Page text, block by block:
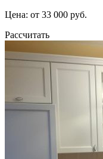
Цена: от 33 000 руб.
Рассчитать